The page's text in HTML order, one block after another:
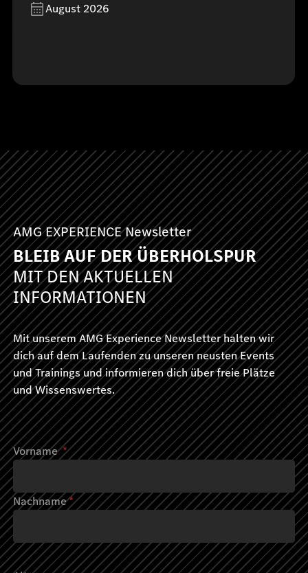
August 2026
AMG EXPERIENCE Newsletter
BLEIB AUF DER ÜBERHOLSPUR
MIT DEN AKTUELLEN
INFORMATIONEN
Mit unserem AMG Experience Newsletter halten wir
dich auf dem Laufenden zu unseren neusten Events
und Trainings und informieren dich über freie Plätze
und Wissenswertes.
Vorname*
Nachname*